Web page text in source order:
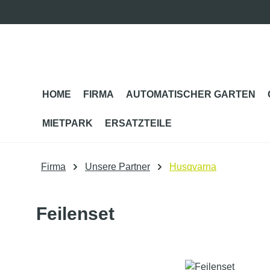
HOME FIRMA AUTOMATISCHER GARTEN
MIETPARK ERSATZTEILE
Firma Unsere Partner Husqvarna
Feilenset